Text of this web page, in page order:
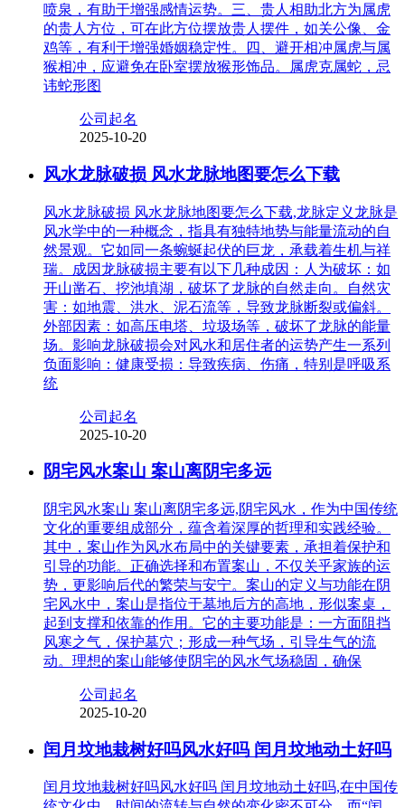
喷泉，有助于增强感情运势。三、贵人相助北方为属虎
的贵人方位，可在此方位摆放贵人摆件，如关公像、金
鸡等，有利于增强婚姻稳定性。四、避开相冲属虎与属
猴相冲，应避免在卧室摆放猴形饰品。属虎克属蛇，忌
讳蛇形图
公司起名
2025-10-20
风水龙脉破损 风水龙脉地图要怎么下载
风水龙脉破损 风水龙脉地图要怎么下载,龙脉定义龙脉是
风水学中的一种概念，指具有独特地势与能量流动的自
然景观。它如同一条蜿蜒起伏的巨龙，承载着生机与祥
瑞。成因龙脉破损主要有以下几种成因：人为破坏：如
开山凿石、挖池填湖，破坏了龙脉的自然走向。自然灾
害：如地震、洪水、泥石流等，导致龙脉断裂或偏斜。
外部因素：如高压电塔、垃圾场等，破坏了龙脉的能量
场。影响龙脉破损会对风水和居住者的运势产生一系列
负面影响：健康受损：导致疾病、伤痛，特别是呼吸系
统
公司起名
2025-10-20
阴宅风水案山 案山离阴宅多远
阴宅风水案山 案山离阴宅多远,阴宅风水，作为中国传统
文化的重要组成部分，蕴含着深厚的哲理和实践经验。
其中，案山作为风水布局中的关键要素，承担着保护和
引导的功能。正确选择和布置案山，不仅关乎家族的运
势，更影响后代的繁荣与安宁。案山的定义与功能在阴
宅风水中，案山是指位于墓地后方的高地，形似案桌，
起到支撑和依靠的作用。它的主要功能是：一方面阻挡
风寒之气，保护墓穴；形成一种气场，引导生气的流
动。理想的案山能够使阴宅的风水气场稳固，确保
公司起名
2025-10-20
闰月坟地栽树好吗风水好吗 闰月坟地动土好吗
闰月坟地栽树好吗风水好吗 闰月坟地动土好吗,在中国传